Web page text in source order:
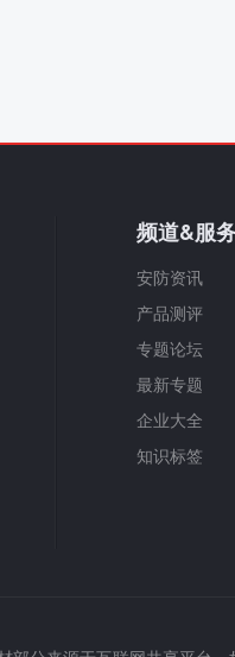
频道&服
安防资讯
产品测评
专题论坛
最新专题
企业大全
知识标签